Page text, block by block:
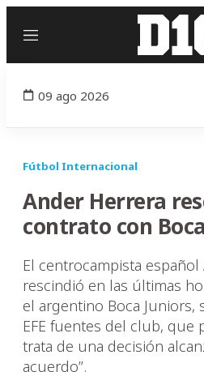
Menú
09 ago 2026
Fútbol Internacional
Ander Herrera
contrato con
El centrocampista
rescindió en las últimas
el argentino Boca Juniors,
EFE fuentes del club, que
trata de una decisión
acuerdo”.